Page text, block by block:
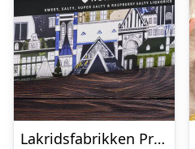
Lakridsfabrikken Premiumlakrids – Norrland